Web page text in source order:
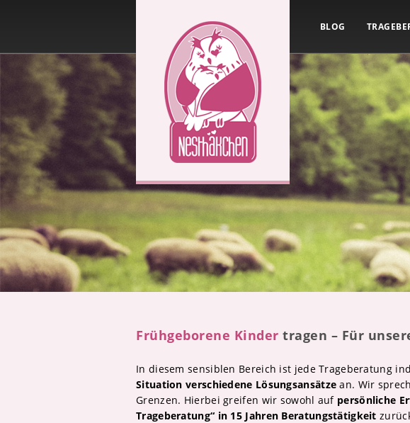
BLOG
Frühgeborene Kinder tragen – Für
In diesem sensiblen Bereich ist jede Trageberatung
Situation verschiedene Lösungsansätze an. Wir
Grenzen. Hierbei greifen wir sowohl auf persönliche
Trageberatung“ in 15 Jahren Beratungstätigkeit